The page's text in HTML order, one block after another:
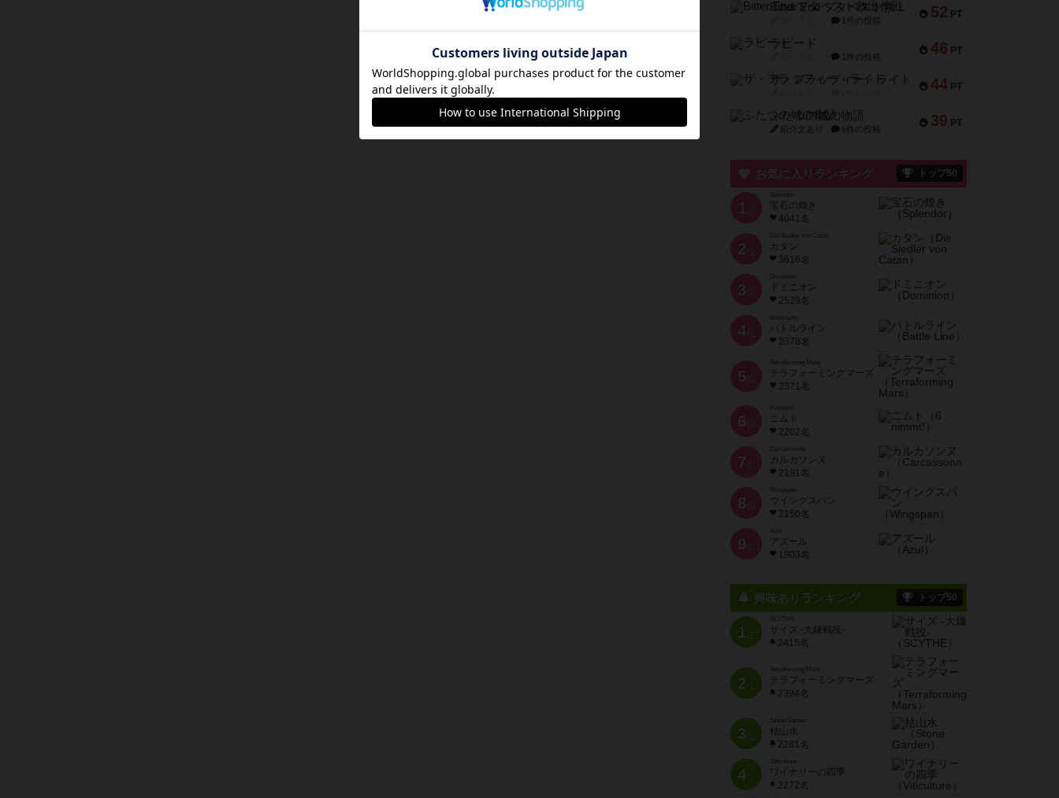
52 PT
Bitter End ブタペスト救出作戦
1件の投稿
46 PT
ラピード
1件の投稿
44 PT
ザ・フラッフィー・ライト
39 PT
ふたつの城の物語
紹介文あり 6件の投稿
お気に入りランキング トップ50
1 位
宝石の煌き
4041名
2 位
Die Siedler von Catan
カタン
3616名
3 位
ドミニオン
2529名
4位
Battle Line
バトルライン
2378名
5 位
Terraforming Mars
テラフォーミングマーズ
2371名
6 位
ニムト
2202名
7 位
Carcassonne
カルカソンヌ
2191名
8 位
Wingspan
ウイングスパン
2150名
9 位
Azul
アズール
1903名
興味ありランキング トップ50
1位
SCYTHE
サイズ -大鎌戦役-
2415名
2位
Terraforming Mars
テラフォーミングマーズ
2394名
3位
Stone Garden
枯山水
2281名
4位
Viticulture
ワイナリーの四季
2272名